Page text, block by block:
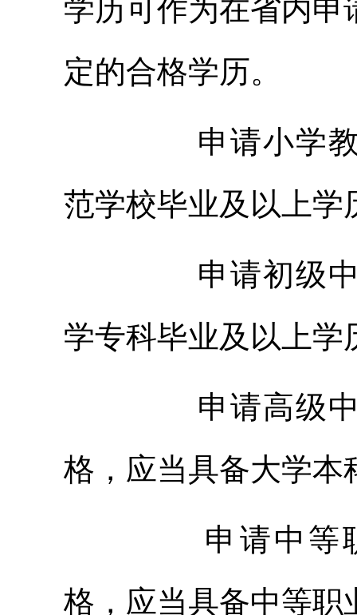
学历可作为在省内
定的合格学历。
申请小学教
范学校毕业及以上学
申请初级中
学专科毕业及以上学
申请高级中
格，应当具备大学本
申请中等职
格，应当具备中等职